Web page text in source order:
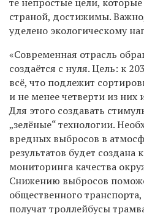
страной, достижимы.
уделено экологическому
«Современная отрасль
создаётся с нуля. Цель: к
всё, что подлежит
и не менее четверти из них
Для этого создавать
„зелёные“ технологии.
вредных выбросов в
результатов будет создана
мониторинга качества
Снижению выбросов
общественного
получат троллейбусы